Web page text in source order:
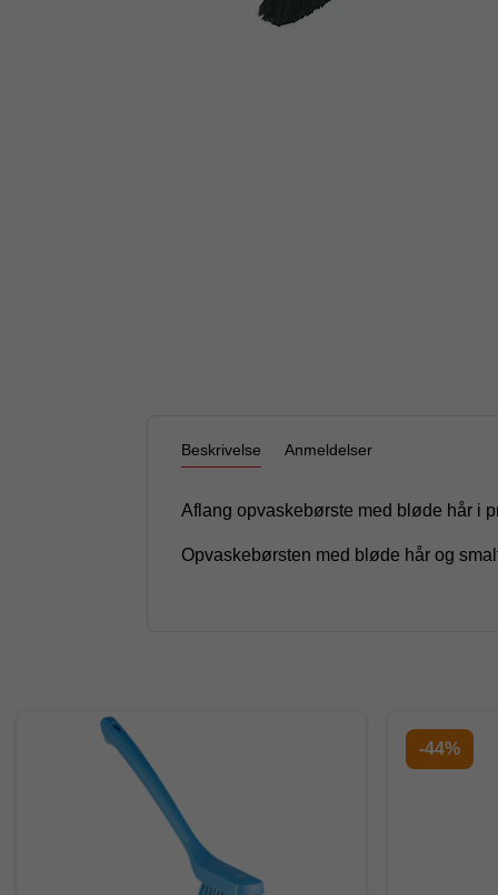
Beskrivelse Anmeldelser
Aflang opvaskebørste med bløde hår i
Opvaskebørsten med bløde hår og
-44%